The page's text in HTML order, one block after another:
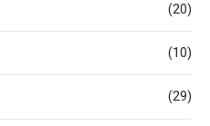
(20)
(10)
(29)